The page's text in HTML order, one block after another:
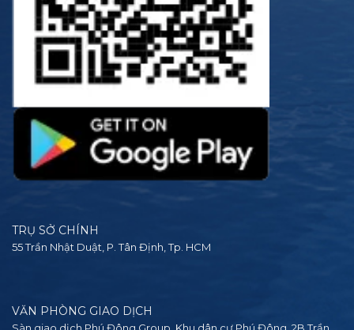
TRỤ SỞ CHÍNH
55 Trần Nhật Duật, P. Tân Định, Tp. HCM
VĂN PHÒNG GIAO DỊCH